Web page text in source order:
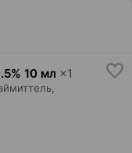
10 мл ×1